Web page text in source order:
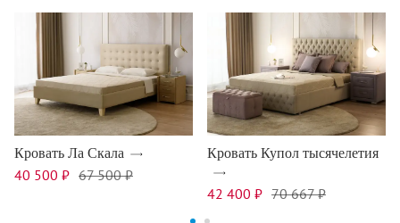
Кровать Ла Скала
40 500 ₽ 67 500 ₽
Кровать Купол тысячелетия
42 400 ₽ 70 667 ₽